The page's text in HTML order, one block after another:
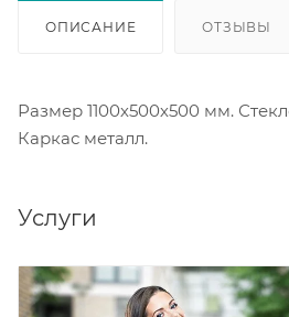
ОПИСАНИЕ ОТЗЫВЫ
Размер 1100х500х500 мм.
Каркас металл.
Услуги